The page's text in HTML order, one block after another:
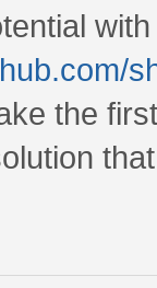
the